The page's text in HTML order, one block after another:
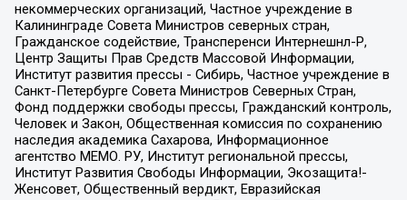
некоммерческих организаций, Частное учреждение в
Калининграде Совета Министров северных стран,
Гражданское содействие, Трансперенси Интернешнл-Р,
Центр Защиты Прав Средств Массовой Информации,
Институт развития прессы - Сибирь, Частное учреждение в
Санкт-Петербурге Совета Министров Северных Стран,
Фонд поддержки свободы прессы, Гражданский контроль,
Человек и Закон, Общественная комиссия по сохранению
наследия академика Сахарова, Информационное
агентство МЕМО. РУ, Институт региональной прессы,
Институт Развития Свободы Информации, Экозащита!-
Женсовет, Общественный вердикт, Евразийская